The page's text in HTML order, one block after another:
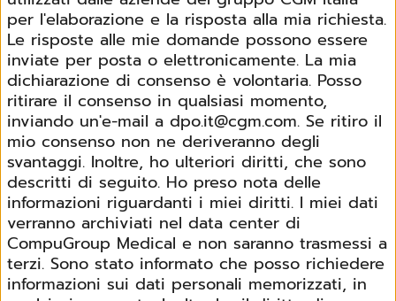
per l'elaborazione e la risposta alla mia richiesta.
Le risposte alle mie domande possono essere
inviate per posta o elettronicamente. La mia
dichiarazione di consenso è volontaria. Posso
ritirare il consenso in qualsiasi momento,
inviando un'e-mail a dpo.it@cgm.com. Se ritiro il
mio consenso non ne deriveranno degli
svantaggi. Inoltre, ho ulteriori diritti, che sono
descritti di seguito. Ho preso nota delle
informazioni riguardanti i miei diritti. I miei dati
verranno archiviati nel data center di
CompuGroup Medical e non saranno trasmessi a
terzi. Sono stato informato che posso richiedere
informazioni sui dati personali memorizzati, in